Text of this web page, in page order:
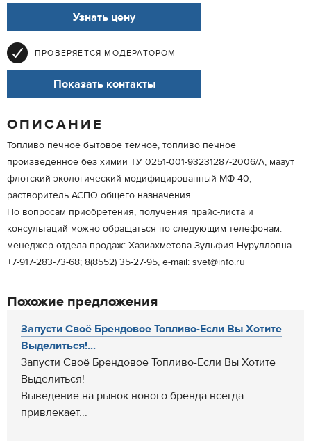
Узнать цену
ПРОВЕРЯЕТСЯ МОДЕРАТОРОМ
Показать контакты
ОПИСАНИЕ
Топливо печное бытовое темное, топливо печное
произведенное без химии ТУ 0251-001-93231287-2006/А, мазут
флотский экологический модифицированный МФ-40,
растворитель АСПО общего назначения.
По вопросам приобретения, получения прайс-листа и
консультаций можно обращаться по следующим телефонам:
менеджер отдела продаж: Хазиахметова Зульфия Нурулловна
+7-917-283-73-68; 8(8552) 35-27-95, e-mail: svet@info.ru
Похожие предложения
Запусти Своё Брендовое Топливо-Если Вы Хотите
Выделиться!...
Запусти Своё Брендовое Топливо-Если Вы Хотите
Выделиться!
Выведение на рынок нового бренда всегда
привлекает...